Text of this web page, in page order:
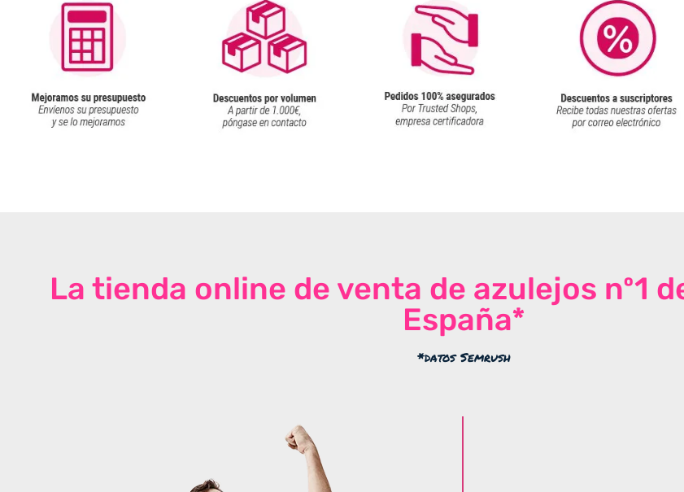
La tienda online de venta de azulejos nº1
España*
*datos Semrush